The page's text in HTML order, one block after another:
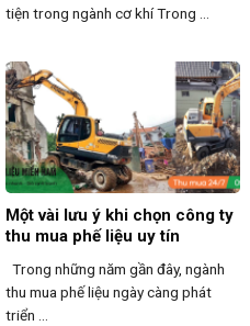
tiện trong ngành cơ khí Trong ...
Một vài lưu ý khi chọn công ty
thu mua phế liệu uy tín
Trong những năm gần đây, ngành
thu mua phế liệu ngày càng phát
triển ...